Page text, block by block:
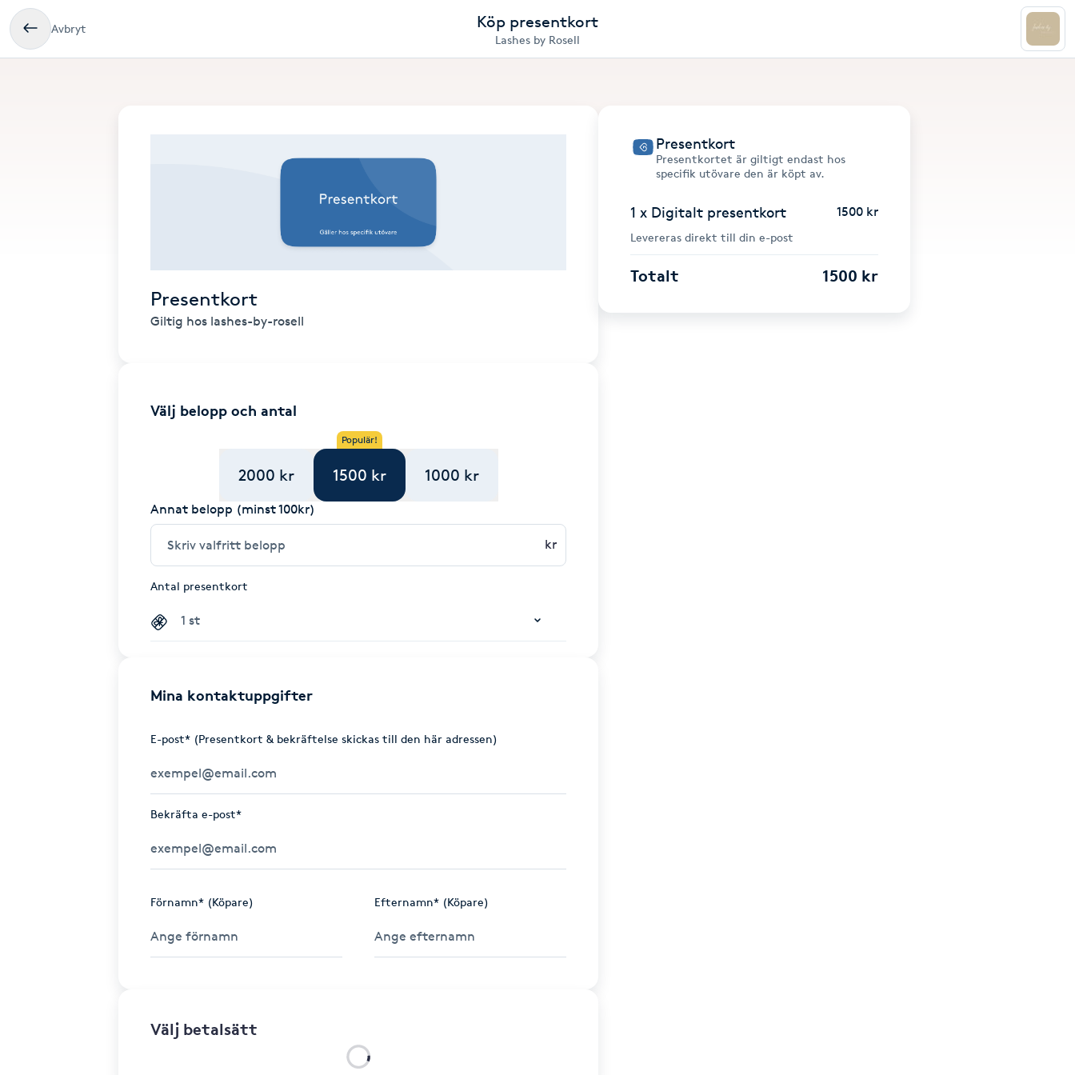
Avbryt Köp presentkort
Lashes by Rosell
Presentkort
Giltig hos lashes-by-rosell
Välj belopp och antal
2000 kr
Populär!
1500 kr 1000 kr
Annat belopp (minst 100kr)
kr
Antal presentkort
Mina kontaktuppgifter
E-post* (Presentkort & bekräftelse skickas till den här adressen)
Bekräfta e-post*
Förnamn* (Köpare) Efternamn* (Köpare)
Välj betalsätt
Presentkort
Presentkortet är giltigt endast hos
specifik utövare den är köpt av.
1 x Digitalt presentkort 1500 kr
Levereras direkt till din e-post
Totalt 1500 kr